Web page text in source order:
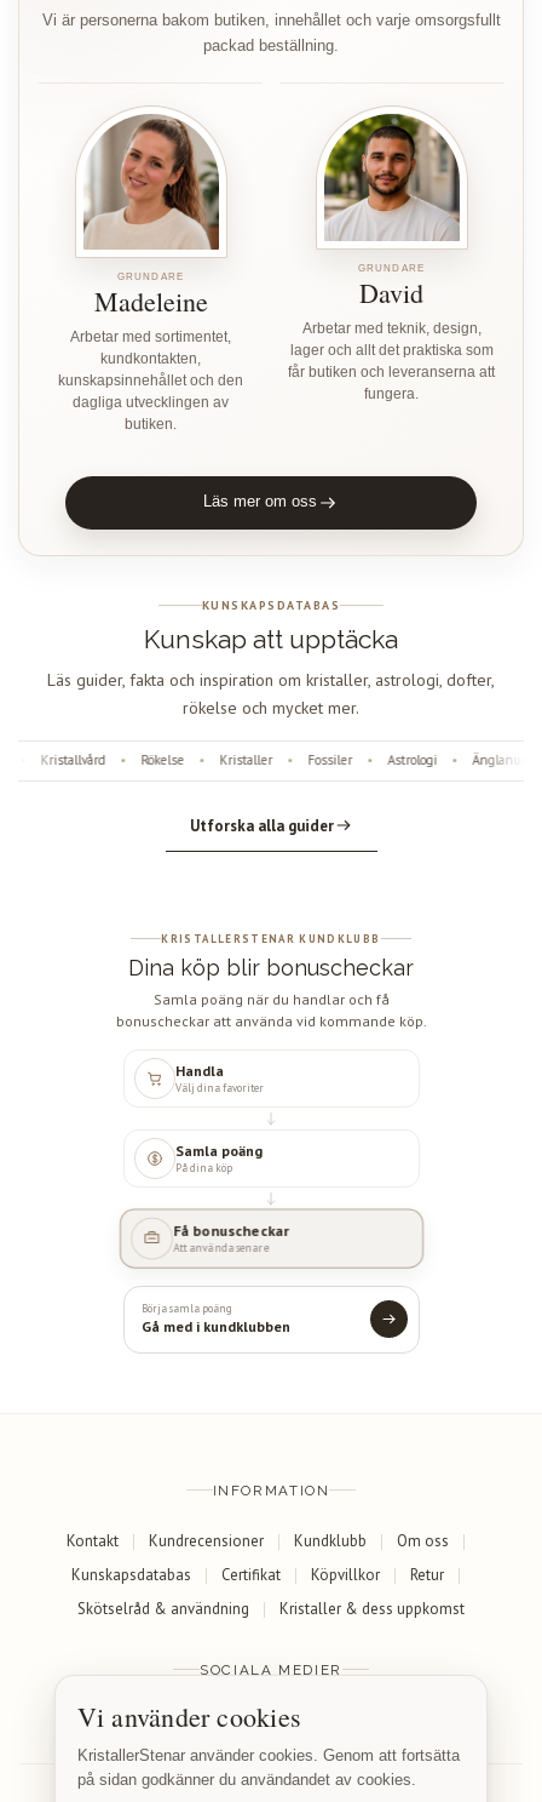
Vi är personerna bakom butiken, innehållet och varje omsorgsfullt
packad beställning.
GRUNDARE
Madeleine
Arbetar med sortimentet,
kundkontakten,
kunskapsinnehållet och den
dagliga utvecklingen av
butiken.
GRUNDARE
David
Arbetar med teknik, design,
lager och allt det praktiska som
får butiken och leveranserna att
fungera.
Läs mer om oss
KUNSKAPSDATABAS
Kunskap att upptäcka
Läs guider, fakta och inspiration om kristaller, astrologi, dofter,
rökelse och mycket mer.
Kristallvård Rökelse Kristaller Fossiler Astrologi
Utforska alla guider
KRISTALLERSTENAR KUNDKLUBB
Dina köp blir bonuscheckar
Samla poäng när du handlar och få
bonuscheckar att använda vid kommande köp.
Handla
Välj dina favoriter
Samla poäng
På dina köp
Få bonuscheckar
Att använda senare
Börja samla poäng
Gå med i kundklubben
INFORMATION
Kontakt Kundrecensioner Kundklubb
Om oss
Kunskapsdatabas
Certifikat Köpvillkor
Retur
Skötselråd & användning
Kristaller & dess uppkomst
SOCIALA MEDIER
Facebook
Vi använder cookies
KristallerStenar använder cookies. Genom att fortsätta
på sidan godkänner du användandet av cookies.